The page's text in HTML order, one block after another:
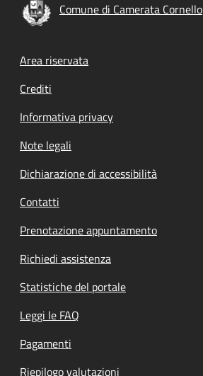
Comune di Camerata Cornello
Footer menu
Area riservata
Crediti
Informativa privacy
Note legali
Dichiarazione di accessibilità
Contatti
Prenotazione appuntamento
Richiedi assistenza
Statistiche del portale
Leggi le FAQ
Pagamenti
Riepilogo valutazioni